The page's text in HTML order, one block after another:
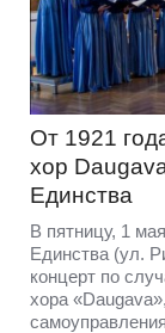
От 1921
хор
Единства
В пятницу, 1
Единства (ул.
концерт по
хора